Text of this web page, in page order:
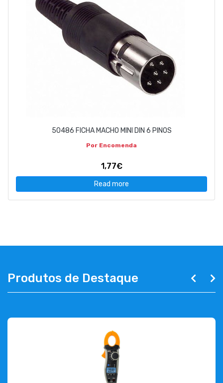
50486 FICHA MACHO MINI DIN 6 PINOS
Por Encomenda
1,77€
Read more
Produtos de Destaque